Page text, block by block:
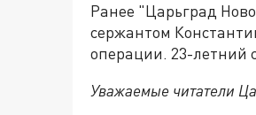
Ранее "Царьград
сержантом
операции. 23-летний
Уважаемые читатели